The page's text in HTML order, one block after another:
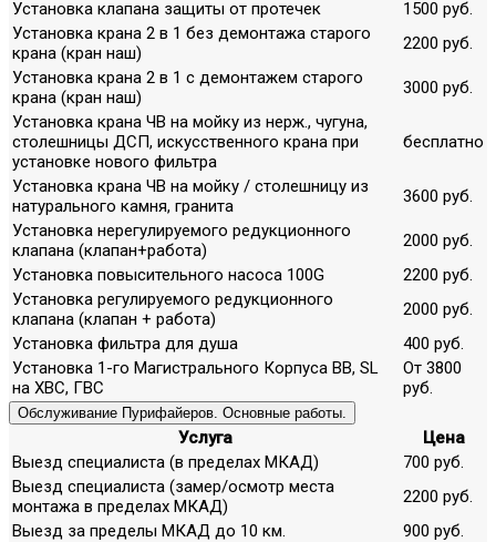
Установка клапана защиты от протечек
1500 руб.
Установка крана 2 в 1 без демонтажа старого
крана (кран наш)
2200 руб.
Установка крана 2 в 1 с демонтажем старого
крана (кран наш)
3000 руб.
Установка крана ЧВ на мойку из нерж., чугуна,
столешницы ДСП, искусственного крана при
установке нового фильтра
бесплатно
Установка крана ЧВ на мойку / столешницу из
натурального камня, гранита
3600 руб.
Установка нерегулируемого редукционного
клапана (клапан+работа)
2000 руб.
Установка повысительного насоса 100G
2200 руб.
Установка регулируемого редукционного
клапана (клапан + работа)
2000 руб.
Установка фильтра для душа
400 руб.
Установка 1-го Магистрального Корпуса ВВ, SL
на ХВС, ГВС
От 3800
руб.
Обслуживание Пурифайеров. Основные работы.
Услуга
Цена
Выезд специалиста (в пределах МКАД)
700 руб.
Выезд специалиста (замер/осмотр места
монтажа в пределах МКАД)
2200 руб.
Выезд за пределы МКАД до 10 км.
900 руб.